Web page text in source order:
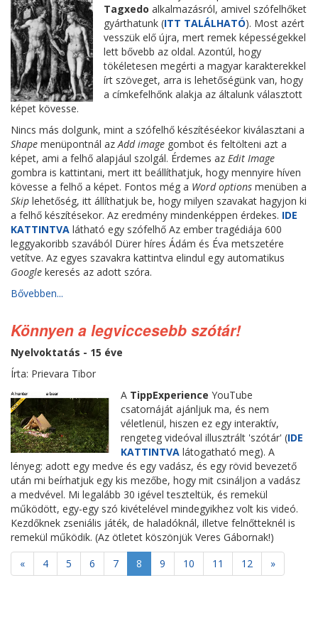
Tagxedo alkalmazásról, amivel szófelhőket
gyárthatunk (ITT TALÁLHATÓ). Most azért
vesszük elő újra, mert remek képességekkel
lett bővebb az oldal. Azontúl, hogy
tökéletesen megérti a magyar karakterekkel
írt szöveget, arra is lehetőségünk van, hogy
a címkefelhőnk alakja az általunk választott
képet kövesse.
Nincs más dolgunk, mint a szófelhő készítéséekor kiválasztani a
Shape menüpontnál azAdd image gombot és feltölteni azt a
képet, ami a felhő alapjául szolgál. Érdemes az Edit Image
gombra is kattintani, mert itt beállíthatjuk, hogy mennyire híven
kövesse a felhő a képet. Fontos még a Word options menüben a
Skip lehetőség, itt állíthatjuk be, hogy milyen szavakat hagyjon ki
a felhő készítésekor. Az eredmény mindenképpen érdekes. IDE
KATTINTVA látható egy szófelhő Az ember tragédiája 600
leggyakoribb szavából Dürer híres Ádám és Éva metszetére
vetítve. Az egyes szavakra kattintva elindul egy automatikus
Google keresés az adott szóra.
Bővebben...
Könnyen a legviccesebb szótár!
Nyelvoktatás - 15 éve
Írta: Prievara Tibor
A TippExperience YouTube
csatornáját ajánljuk ma, és nem
véletlenül, hiszen ez egy interaktív,
rengeteg videóval illusztrált 'szótár' (IDE
KATTINTVA látogatható meg). A
lényeg: adott egy medve és egy vadász, és egy rövid bevezető
után mi beírhatjuk egy kis mezőbe, hogy mit csináljon a vadász
a medvével. Mi legalább 30 igével teszteltük, és remekül
működött, egy-egy szó kivételével mindegyikhez volt kis videó.
Kezdőknek zseniális játék, de haladóknál, illetve felnőtteknél is
remekül működik. (Az ötletet köszönjük Veres Gábornak!)
«
4 5 6 7 8 9 10 11 12 »